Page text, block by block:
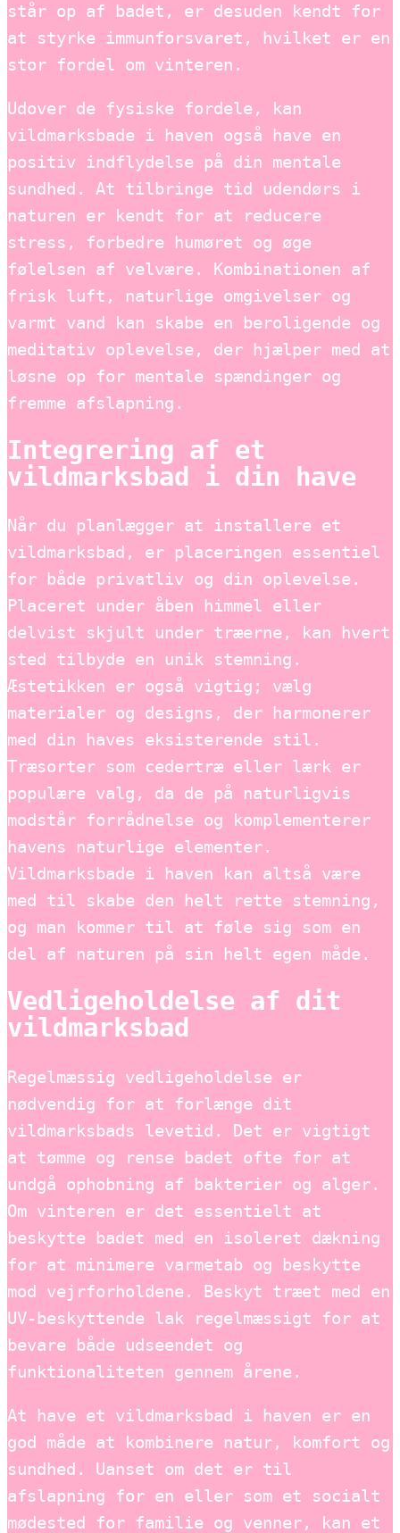
står op af badet, er desuden kendt for
at styrke immunforsvaret, hvilket er en
stor fordel om vinteren.
Udover de fysiske fordele, kan
vildmarksbade i haven også have en
positiv indflydelse på din mentale
sundhed. At tilbringe tid udendørs i
naturen er kendt for at reducere
stress, forbedre humøret og øge
følelsen af velvære. Kombinationen af
frisk luft, naturlige omgivelser og
varmt vand kan skabe en beroligende og
meditativ oplevelse, der hjælper med at
løsne op for mentale spændinger og
fremme afslapning.
Integrering af et
vildmarksbad i din have
Når du planlægger at installere et
vildmarksbad, er placeringen essentiel
for både privatliv og din oplevelse.
Placeret under åben himmel eller
delvist skjult under træerne, kan hvert
sted tilbyde en unik stemning.
Æstetikken er også vigtig; vælg
materialer og designs, der harmonerer
med din haves eksisterende stil.
Træsorter som cedertræ eller lærk er
populære valg, da de på naturligvis
modstår forrådnelse og komplementerer
havens naturlige elementer.
Vildmarksbade i haven kan altså være
med til skabe den helt rette stemning,
og man kommer til at føle sig som en
del af naturen på sin helt egen måde.
Vedligeholdelse af dit
vildmarksbad
Regelmæssig vedligeholdelse er
nødvendig for at forlænge dit
vildmarksbads levetid. Det er vigtigt
at tømme og rense badet ofte for at
undgå ophobning af bakterier og alger.
Om vinteren er det essentielt at
beskytte badet med en isoleret dækning
for at minimere varmetab og beskytte
mod vejrforholdene. Beskyt træet med en
UV-beskyttende lak regelmæssigt for at
bevare både udseendet og
funktionaliteten gennem årene.
At have et vildmarksbad i haven er en
god måde at kombinere natur, komfort og
sundhed. Uanset om det er til
afslapning for en eller som et socialt
mødested for familie og venner, kan et